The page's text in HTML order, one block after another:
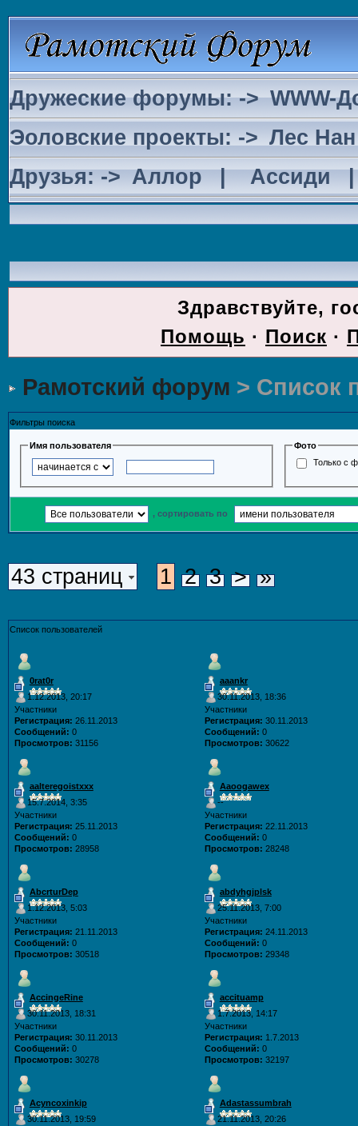
Дружеские форумы: -> WWW-
Эоловские проекты: -> Лес
Друзья: -> Аллор | Ассиди
Здравствуйте,
Помощь · Поиск ·
Рамотский форум > Список
Фильтры поиска
Имя пользователя
Фото
Только с
, сортировать по
43 страниц 1 2 3 > »
Список пользователей
0rat0r
1.12.2013, 20:17
Участники
Регистрация: 26.11.2013
Сообщений: 0
Просмотров: 31156
aaankr
30.11.2013, 18:36
Участники
Регистрация: 30.11.2013
Сообщений: 0
Просмотров: 30622
aalteregoistxxx
15.7.2014, 3:35
Участники
Регистрация: 25.11.2013
Сообщений: 0
Просмотров: 28958
Aaoogawex
--
Участники
Регистрация: 22.11.2013
Сообщений: 0
Просмотров: 28248
AbcrturDep
1.12.2013, 5:03
Участники
Регистрация: 21.11.2013
Сообщений: 0
Просмотров: 30518
abdyhgjplsk
25.11.2013, 7:00
Участники
Регистрация: 24.11.2013
Сообщений: 0
Просмотров: 29348
AccingeRine
30.11.2013, 18:31
Участники
Регистрация: 30.11.2013
Сообщений: 0
Просмотров: 30278
accituamp
1.7.2013, 14:17
Участники
Регистрация: 1.7.2013
Сообщений: 0
Просмотров: 32197
Acyncoxinkip
30.11.2013, 19:59
Adastassumbrah
21.11.2013, 20:26